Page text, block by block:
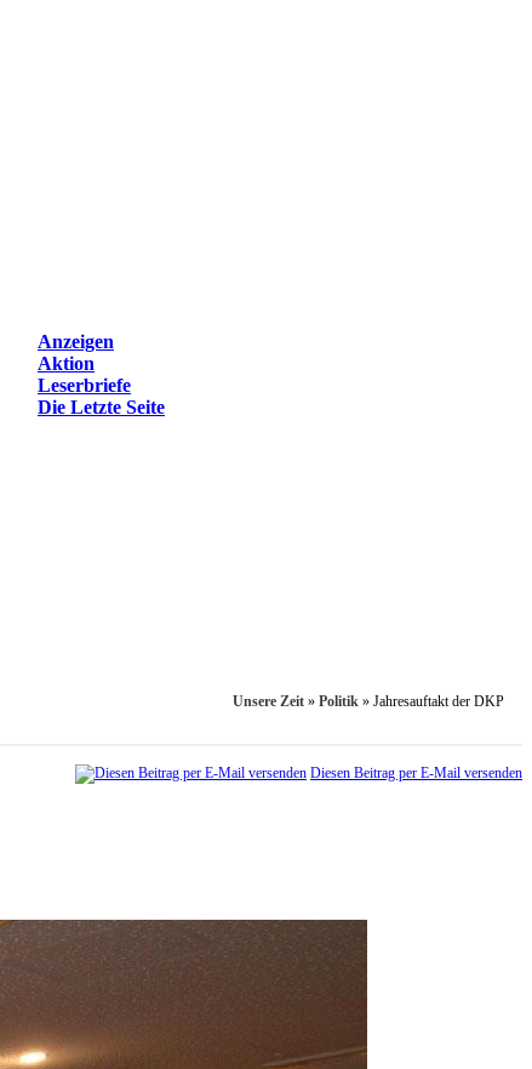
Anzeigen
Aktion
Leserbriefe
Die Letzte Seite
Unsere Zeit » Politik » Jahresauftakt der DKP
Diesen Beitrag per E-Mail versenden